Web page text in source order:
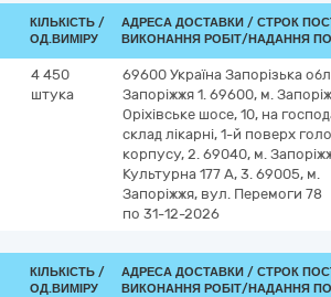
КІЛЬКІСТЬ /
ОД.ВИМІРУ
АДРЕСА ДОСТАВКИ / СТРОК
ВИКОНАННЯ РОБІТ/НАДАННЯ
4 450
штука
69600 Україна Запорізька
Запоріжжя 1. 69600, м.
Оріхівське шосе, 10, на
склад лікарні, 1-й поверх
корпусу, 2. 69040, м.
Культурна 177 А, 3. 69005, м.
Запоріжжя, вул. Перемоги 78
по 31-12-2026
КІЛЬКІСТЬ /
ОД.ВИМІРУ
АДРЕСА ДОСТАВКИ / СТРОК
ВИКОНАННЯ РОБІТ/НАДАННЯ